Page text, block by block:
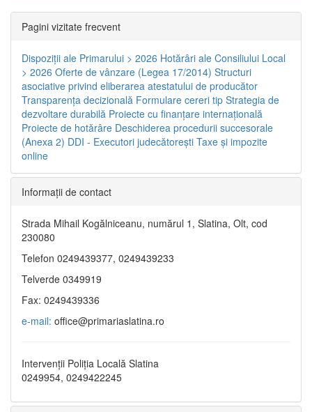
Pagini vizitate frecvent
Dispoziţii ale Primarului > 2026 Hotărâri ale Consiliului Local
> 2026 Oferte de vânzare (Legea 17/2014) Structuri
asociative privind eliberarea atestatului de producător
Transparenţa decizională Formulare cereri tip Strategia de
dezvoltare durabilă Proiecte cu finanţare internaţională
Proiecte de hotărâre Deschiderea procedurii succesorale
(Anexa 2) DDI - Executori judecătorești Taxe şi impozite
online
Informaţii de contact
Strada Mihail Kogălniceanu, numărul 1, Slatina, Olt, cod
230080
Telefon 0249439377, 0249439233
Telverde 0349919
Fax: 0249439336
e-mail: office@primariaslatina.ro
Intervenții Poliția Locală Slatina
0249954, 0249422245